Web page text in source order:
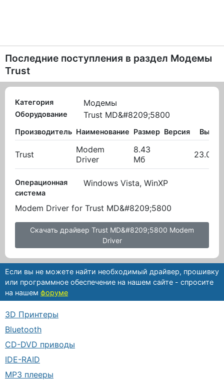
Последние поступления в раздел Модемы
Trust
Категория Модемы
Оборудование Trust MD&#8209;5800
Производитель Наименование Размер Версия
Trust
Modem
Driver
8.43
Мб
Операционная
система
Windows Vista, WinXP
Modem Driver for Trust MD&#8209;5800
Скачать драйвер Trust MD&#8209;5800 Modem
Driver
Если вы не можете найти необходимый драйвер, прошивку
или программное обеспечение на нашем сайте - спросите
на нашем форуме
3D Принтеры
Bluetooth
CD-DVD приводы
IDE-RAID
MP3 плееры